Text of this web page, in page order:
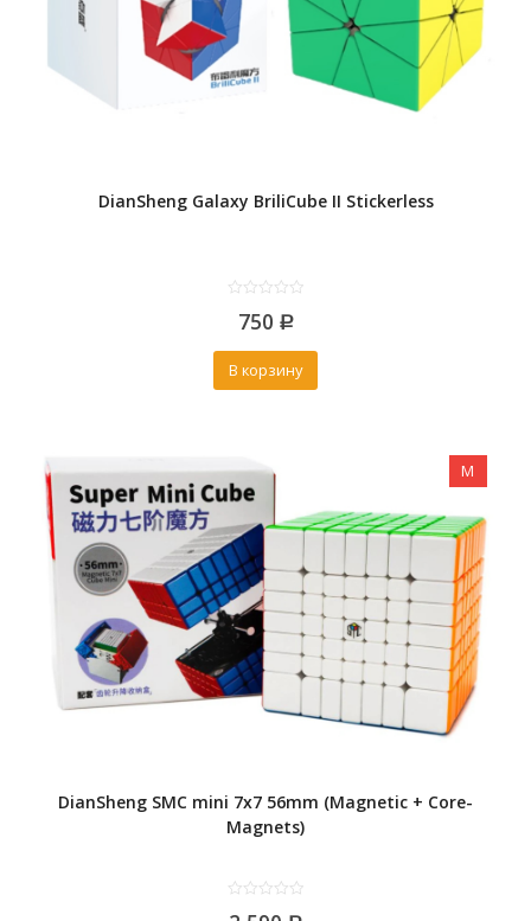
DianSheng Galaxy BriliCube II Stickerless
out
5
750 Р
В корзину
M
DianSheng SMC mini 7x7 56mm (Magnetic + Core-
Magnets)